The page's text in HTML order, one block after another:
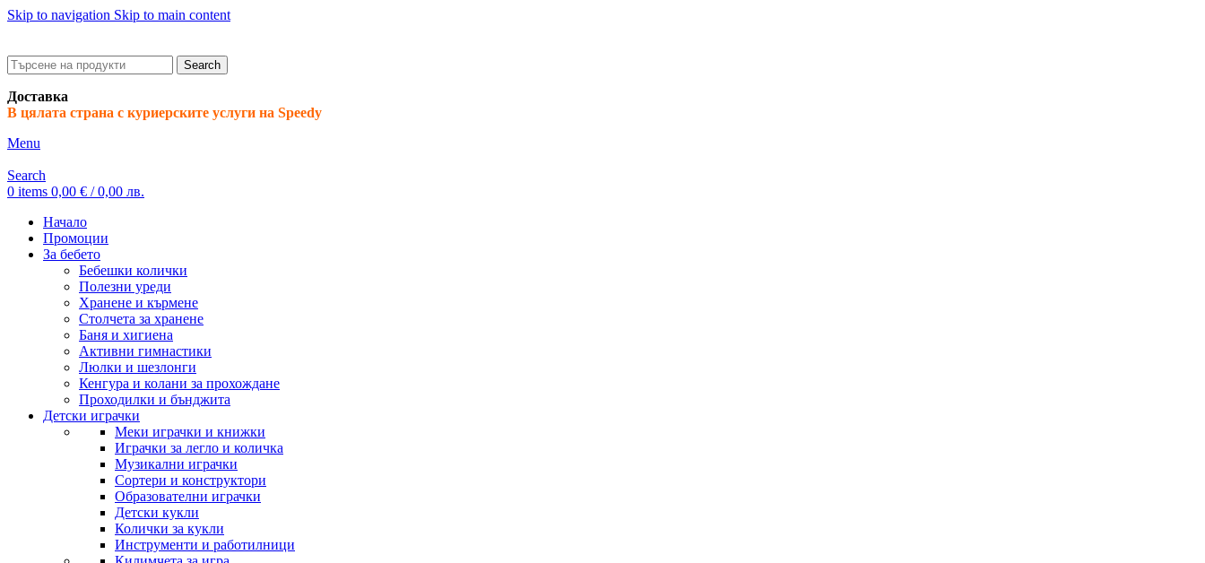
Skip to navigation Skip to main content
Search
Доставка
В цялата страна с куриерските услуги на Speedy
Menu
Search
0 items 0,00 € / 0,00 лв.
Начало
Промоции
За бебето
Бебешки колички
Полезни уреди
Хранене и кърмене
Столчета за хранене
Баня и хигиена
Активни гимнастики
Люлки и шезлонги
Кенгура и колани за прохождане
Проходилки и бънджита
Детски играчки
Меки играчки и книжки
Играчки за легло и количка
Музикални играчки
Сортери и конструктори
Образователни играчки
Детски кукли
Колички за кукли
Инструменти и работилници